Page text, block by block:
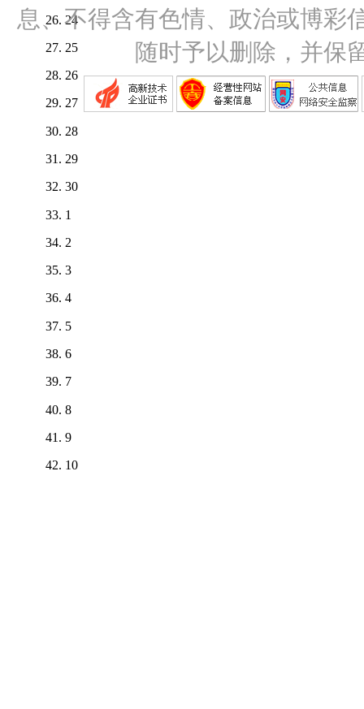
24
25
26
27
28
29
30
1
2
3
4
5
6
7
8
9
10
息、不得含有色情、政治或博彩
随时予以删除，并保